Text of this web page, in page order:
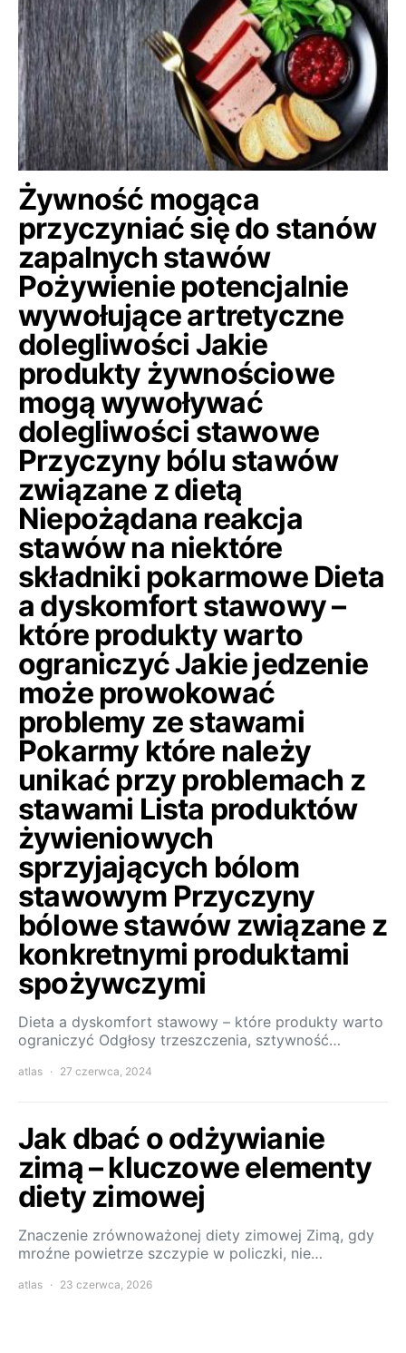
Żywność mogąca
przyczyniać się do stanów
zapalnych stawów
Pożywienie potencjalnie
wywołujące artretyczne
dolegliwości Jakie
produkty żywnościowe
mogą wywoływać
dolegliwości stawowe
Przyczyny bólu stawów
związane z dietą
Niepożądana reakcja
stawów na niektóre
składniki pokarmowe Dieta
a dyskomfort stawowy –
które produkty warto
ograniczyć Jakie jedzenie
może prowokować
problemy ze stawami
Pokarmy które należy
unikać przy problemach z
stawami Lista produktów
żywieniowych
sprzyjających bólom
stawowym Przyczyny
bólowe stawów związane z
konkretnymi produktami
spożywczymi
Dieta a dyskomfort stawowy – które produkty warto
ograniczyć Odgłosy trzeszczenia, sztywność…
atlas 27 czerwca, 2024
Jak dbać o odżywianie
zimą – kluczowe elementy
diety zimowej
Znaczenie zrównoważonej diety zimowej Zimą, gdy
mroźne powietrze szczypie w policzki, nie…
atlas 23 czerwca, 2026